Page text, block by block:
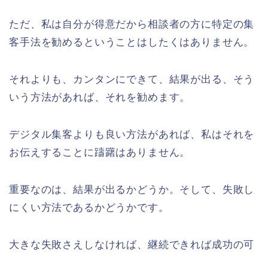
ただ、私は自分が得意だから相談者の方に特定の集
客手法を勧めるということはしたくはありません。
それよりも、カンタンにできて、結果が出る、そう
いう方法があれば、それを勧めます。
デジタル集客よりも良い方法があれば、私はそれを
お伝えすることに躊躇はありません。
重要なのは、結果が出るかどうか。そして、失敗し
にくい方法であるかどうかです。
大きな失敗さえしなければ、継続できれば成功の可